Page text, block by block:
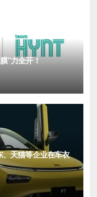
”力全开！
、天猫等企业在车衣